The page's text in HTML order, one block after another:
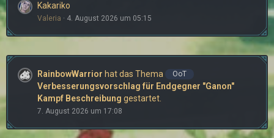
Kakariko
Valeria 4. August 2026 um 05:15
RainbowWarrior hat das Thema OoT
Verbesserungsvorschlag für Endgegner "Ganon"
Kampf Beschreibung gestartet.
7. August 2026 um 17:08